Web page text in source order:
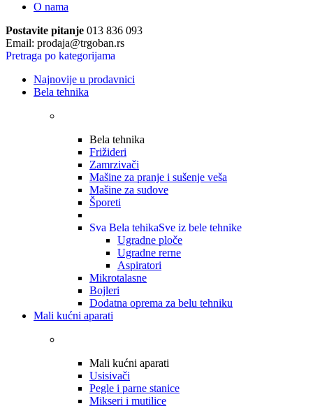
O nama
Postavite pitanje 013 836 093
Email: prodaja@trgoban.rs
Pretraga po kategorijama
Najnovije u prodavnici
Bela tehnika
Bela tehnika
Frižideri
Zamrzivači
Mašine za pranje i sušenje veša
Mašine za sudove
Šporeti
Sva Bela tehikaSve iz bele tehnike
Ugradne ploče
Ugradne rerne
Aspiratori
Mikrotalasne
Bojleri
Dodatna oprema za belu tehniku
Mali kućni aparati
Mali kućni aparati
Usisivači
Pegle i parne stanice
Mikseri i mutilice